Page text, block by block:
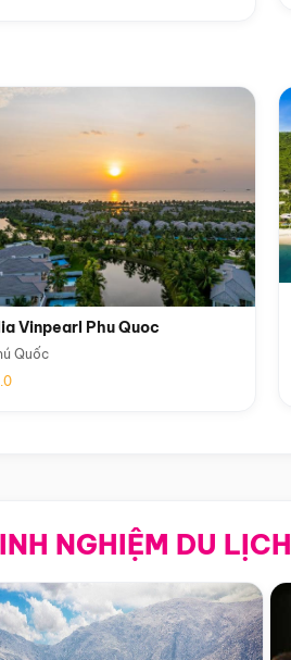
Vinpearl Phu Quoc
Quốc
NGHIỆM DU LỊCH